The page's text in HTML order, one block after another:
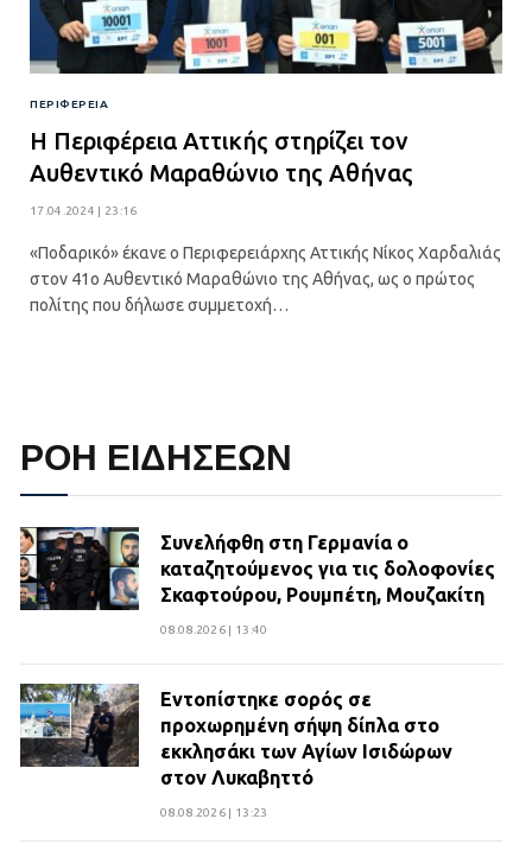
ΠΕΡΙΦΈΡΕΙΑ
Η Περιφέρεια Αττικής στηρίζει τον
Αυθεντικό Μαραθώνιο της Αθήνας
17.04.2024 | 23:16
«Ποδαρικό» έκανε ο Περιφερειάρχης Αττικής Νίκος Χαρδαλιάς
στον 41ο Αυθεντικό Μαραθώνιο της Αθήνας, ως ο πρώτος
πολίτης που δήλωσε συμμετοχή…
ΡΟΗ ΕΙΔΗΣΕΩΝ
Συνελήφθη στη Γερμανία ο
καταζητούμενος για τις δολοφονίες
Σκαφτούρου, Ρουμπέτη, Μουζακίτη
08.08.2026 | 13:40
Εντοπίστηκε σορός σε
προχωρημένη σήψη δίπλα στο
εκκλησάκι των Αγίων Ισιδώρων
στον Λυκαβηττό
08.08.2026 | 13:23